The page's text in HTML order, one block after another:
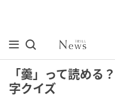
「羹」って読める
字クイズ